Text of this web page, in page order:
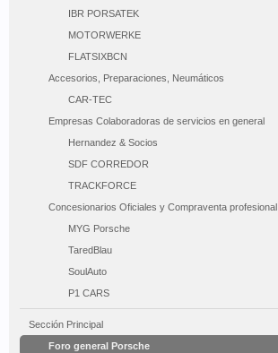
IBR PORSATEK
MOTORWERKE
FLATSIXBCN
Accesorios, Preparaciones, Neumáticos
CAR-TEC
Empresas Colaboradoras de servicios en general
Hernandez & Socios
SDF CORREDOR
TRACKFORCE
Concesionarios Oficiales y Compraventa profesional
MYG Porsche
TaredBlau
SoulAuto
P1 CARS
Sección Principal
Foro general Porsche